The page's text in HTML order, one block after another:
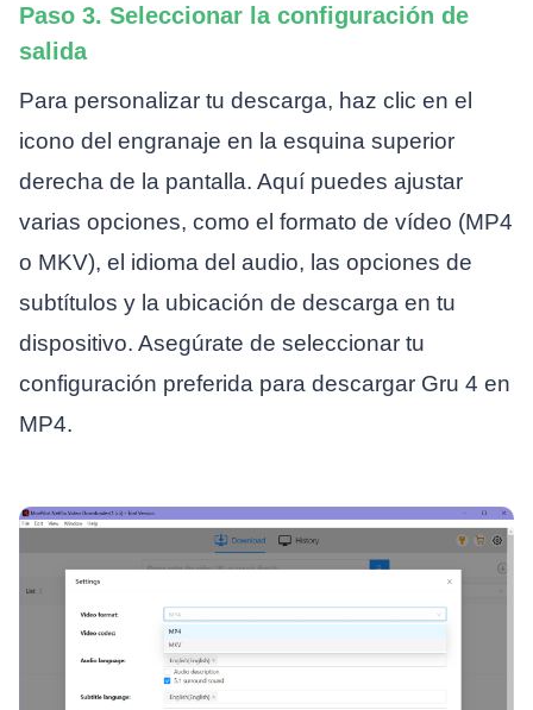
Paso 3. Seleccionar la configuración de
salida
Para personalizar tu descarga, haz clic en el
icono del engranaje en la esquina superior
derecha de la pantalla. Aquí puedes ajustar
varias opciones, como el formato de vídeo (MP4
o MKV), el idioma del audio, las opciones de
subtítulos y la ubicación de descarga en tu
dispositivo. Asegúrate de seleccionar tu
configuración preferida para descargar Gru 4 en
MP4.